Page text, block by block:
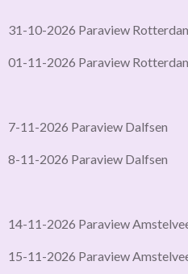
31-10-2026 Paraview
01-11-2026 Paraview
7-11-2026 Paraview Dalfsen
8-11-2026 Paraview Dalfsen
14-11-2026 Paraview
15-11-2026 Paraview